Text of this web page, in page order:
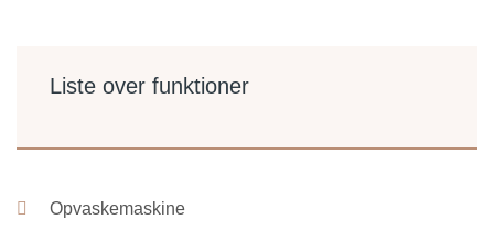
Liste over funktioner
Opvaskemaskine